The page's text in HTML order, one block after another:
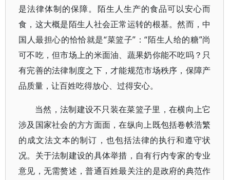
是法律体制的保障。陌生人生产的食品可以安心而
食，这大概是陌生人社会正常运转的根基。然而，中
国人最担心的恰恰就是“菜篮子”：“陌生人给的糖”尚
可不吃，但市场上的米面油、蔬果奶你能不吃吗？只
有完善的法律制度之下，才能规范市场秩序，保障产
品质量，让百姓吃得放心、过得安心。
当然，法制建设不只装在菜篮子里，在横向上它
涉及国家社会的方方面面，在纵向上既包括卷帙浩繁
的成文法文本的制订，也包括法律的执行和遵守状
况。关于法制建设的具体举措，自有行内专家的专业
意见，无需赘述，普通百姓最关注的是政府的典范作